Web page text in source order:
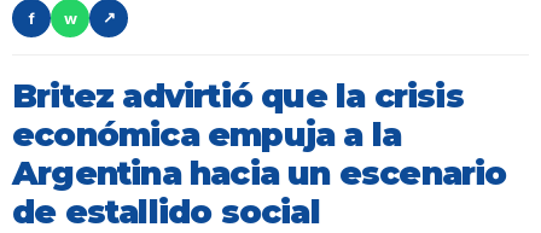
f
w ↗
Britez advirtió que la crisis
económica empuja a la
Argentina hacia un escenario
de estallido social